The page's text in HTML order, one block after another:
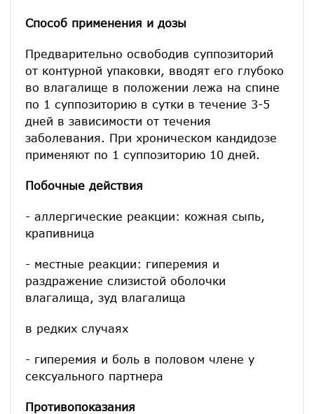
Способ применения и дозы
Предварительно освободив суппозиторий
от контурной упаковки, вводят его глубоко
во влагалище в положении лежа на спине
по 1 суппозиторию в сутки в течение 3-5
дней в зависимости от течения
заболевания. При хроническом кандидозе
применяют по 1 суппозиторию 10 дней.
Побочные действия
- аллергические реакции: кожная сыпь,
крапивница
- местные реакции: гиперемия и
раздражение слизистой оболочки
влагалища, зуд влагалища
в редких случаях
- гиперемия и боль в половом члене у
сексуального партнера
Противопоказания